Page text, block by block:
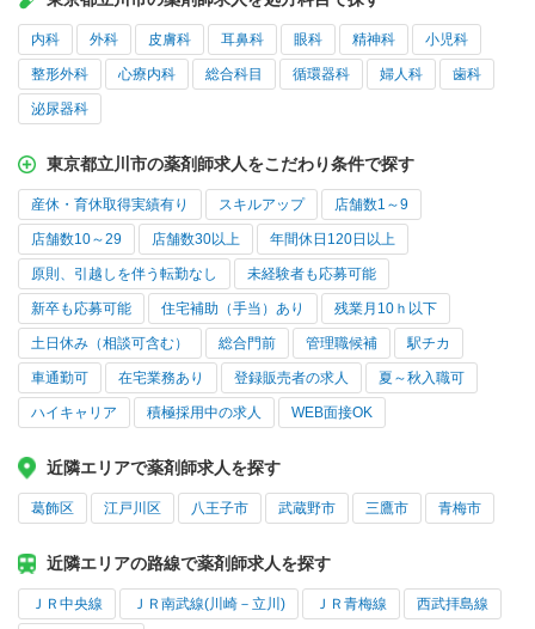
内科 外科 皮膚科 耳鼻科 眼科 精神科 小児科
整形外科 心療内科 総合科目 循環器科 婦人科 歯科
泌尿器科
東京都立川市の薬剤師求人をこだわり条件で探す
産休・育休取得実績有り スキルアップ 店舗数1～9
店舗数10～29 店舗数30以上 年間休日120日以上
原則、引越しを伴う転勤なし 未経験者も応募可能
新卒も応募可能 住宅補助（手当）あり 残業月10ｈ以下
土日休み（相談可含む） 総合門前 管理職候補 駅チカ
車通勤可 在宅業務あり 登録販売者の求人 夏～秋入職可
ハイキャリア 積極採用中の求人 WEB面接OK
近隣エリアで薬剤師求人を探す
葛飾区 江戸川区 八王子市 武蔵野市 三鷹市 青梅市
近隣エリアの路線で薬剤師求人を探す
ＪＲ中央線 ＪＲ南武線(川崎－立川) ＪＲ青梅線 西武拝島線